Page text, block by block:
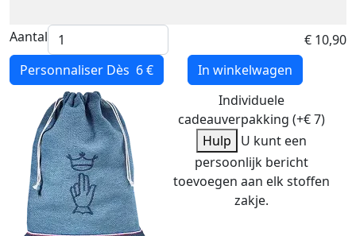
Aantal
€ 10,90
Personnaliser Dès 6 €
In winkelwagen
Individuele
cadeauverpakking (+€ 7)
Hulp
U kunt een
persoonlijk bericht
toevoegen aan elk stoffen
zakje.